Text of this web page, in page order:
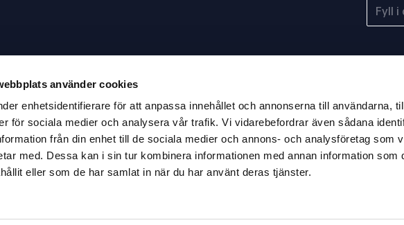
använder cookies
enhetsidentifierare för att anpassa innehållet och annonserna till användarna,
för sociala medier och analysera vår trafik. Vi vidarebefordrar även sådana
från din enhet till de sociala medier och annons- och analysföretag som
med. Dessa kan i sin tur kombinera informationen med annan information som
eller som de har samlat in när du har använt deras tjänster.
Microsoft
2024 JAC audit
Blancco